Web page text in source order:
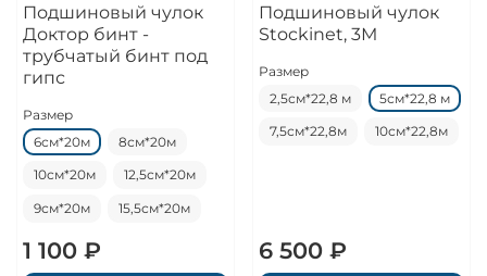
Подшиновый чулок
Доктор бинт -
трубчатый бинт под
гипс
Размер
6см*20м
8см*20м
10см*20м 12,5см*20м
9см*20м 15,5см*20м
1 100 ₽
Подшиновый чулок
Stockinet, 3М
Размер
2,5см*22,8 м
5см*22,8 м
7,5см*22,8м 10см*22,8м
6 500 ₽